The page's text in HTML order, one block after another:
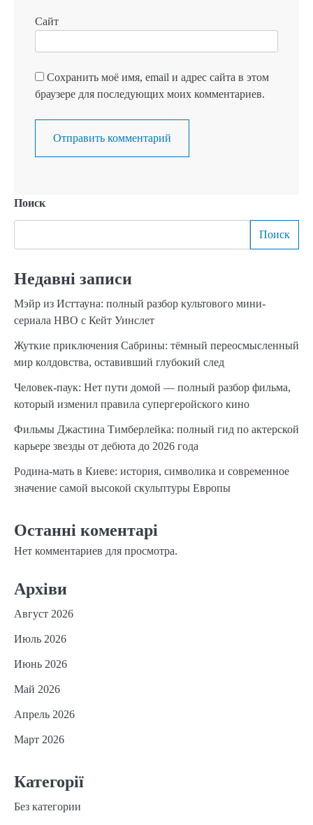
Сайт
Сохранить моё имя, email и адрес сайта в этом
браузере для последующих моих комментариев.
Поиск
Поиск
Недавні записи
Мэйр из Исттауна: полный разбор культового мини-
сериала HBO с Кейт Уинслет
Жуткие приключения Сабрины: тёмный переосмысленный
мир колдовства, оставивший глубокий след
Человек-паук: Нет пути домой — полный разбор фильма,
который изменил правила супергеройского кино
Фильмы Джастина Тимберлейка: полный гид по актерской
карьере звезды от дебюта до 2026 года
Родина-мать в Киеве: история, символика и современное
значение самой высокой скульптуры Европы
Останні коментарі
Нет комментариев для просмотра.
Архіви
Август 2026
Июль 2026
Июнь 2026
Май 2026
Апрель 2026
Март 2026
Категорії
Без категории